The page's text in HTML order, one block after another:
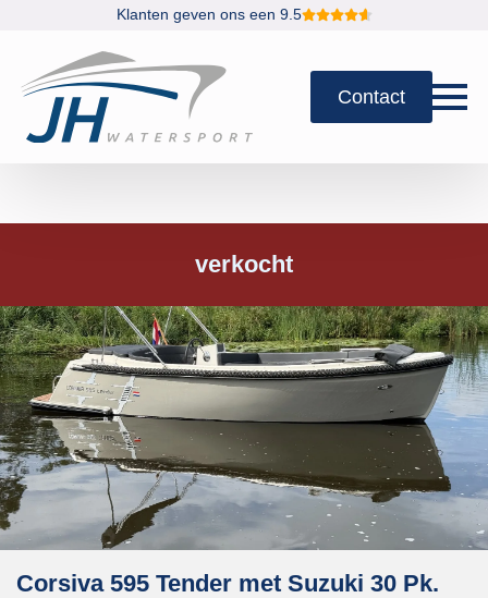
Klanten geven ons een 9.5
Contact
verkocht
Corsiva 595 Tender met Suzuki 30 Pk.